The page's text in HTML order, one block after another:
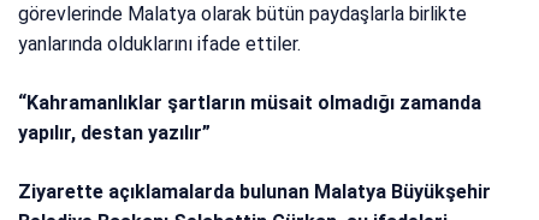
görevlerinde Malatya olarak bütün paydaşlarla birlikte
yanlarında olduklarını ifade ettiler.
“Kahramanlıklar şartların müsait olmadığı zamanda
yapılır, destan yazılır”
Ziyarette açıklamalarda bulunan Malatya Büyükşehir